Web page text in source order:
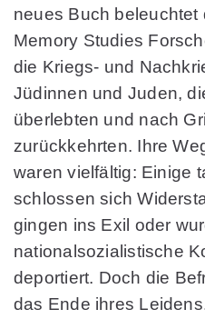
neues Buch beleuchtet
Memory Studies
die Kriegs- und
Jüdinnen und Juden,
überlebten und nach
zurückkehrten. Ihre
waren vielfältig: Einige
schlossen sich
gingen ins Exil oder
nationalsozialistische
deportiert. Doch die
das Ende ihres